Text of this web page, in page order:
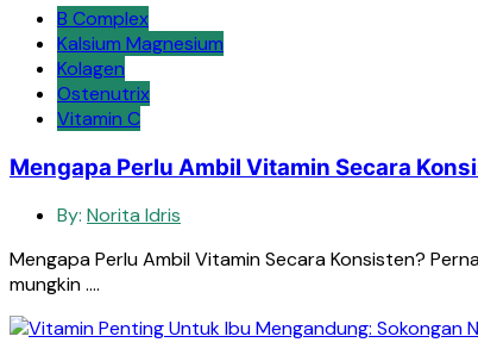
B Complex
Kalsium Magnesium
Kolagen
Ostenutrix
Vitamin C
Mengapa Perlu Ambil Vitamin Secara
By: Norita Idris
Mengapa Perlu Ambil Vitamin Secara Konsisten?
mungkin ….